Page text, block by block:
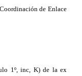
de Enlace
1º, inc, K) de la ex